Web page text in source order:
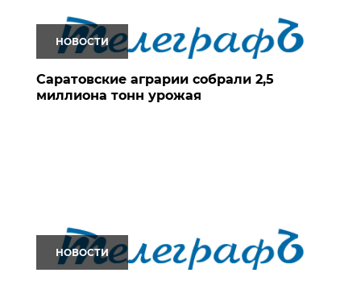
НОВОСТИ
Саратовские аграрии собрали 2,5
миллиона тонн урожая
НОВОСТИ